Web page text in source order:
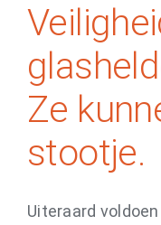
Ze
stootje.
Uiteraard